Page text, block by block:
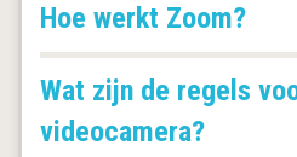
Hoe werkt Zoom?
Wat zijn de regels
videocamera?